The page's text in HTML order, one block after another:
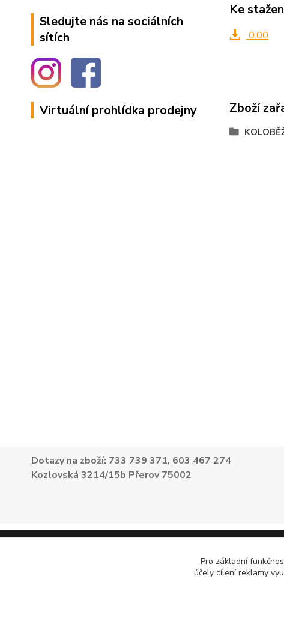
Sledujte nás na sociálních
sítích
Virtuální prohlídka prodejny
Ke
0.00
Zboží
Dotazy na zboží: 733 739 371, 603 467 274
Kozlovská 3214/15b Přerov 75002
Pro základní
účely cílení reklamy